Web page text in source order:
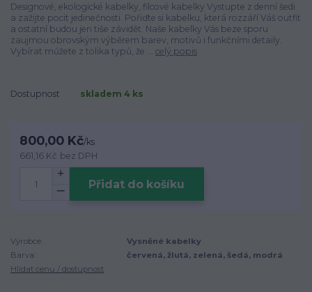
Designové, ekologické kabelky, filcové kabelky Vystupte z denní šedi
a zažijte pocit jedinečnosti. Pořiďte si kabelku, která rozzáří Váš outfit
a ostatní budou jen tiše závidět. Naše kabelky Vás beze sporu
zaujmou obrovským výběrem barev, motivů i funkčními detaily.
Vybírat můžete z tolika typů, že ... celý popis
Dostupnost skladem 4 ks
800,00 Kč/ks
661,16 Kč bez DPH
Přidat do košíku
Výrobce:
Vysněné kabelky
Barva:
červená, žlutá, zelená, šedá, modrá
Hlídat cenu / dostupnost